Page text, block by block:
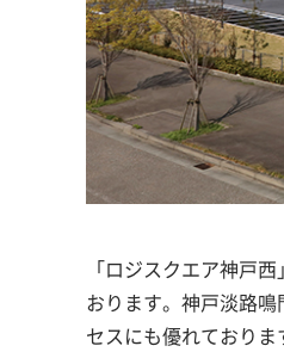
「ロジスクエア神戸
おります。神戸淡路
セスにも優れており